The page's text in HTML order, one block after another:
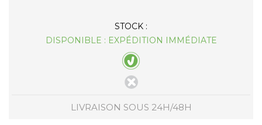
STOCK :
DISPONIBLE : EXPÉDITION IMMÉDIATE
LIVRAISON SOUS 24H/48H